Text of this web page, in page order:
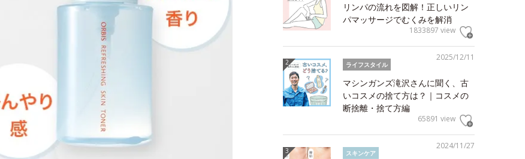
リンパの流れを図解！正しいリン
パマッサージでむくみを解消
1833897 view
2025/12/11
ライフスタイル
マシンガンズ滝沢さんに聞く、古
いコスメの捨て方は？｜コスメの
断捨離・捨て方編
65891 view
2024/11/27
スキンケア